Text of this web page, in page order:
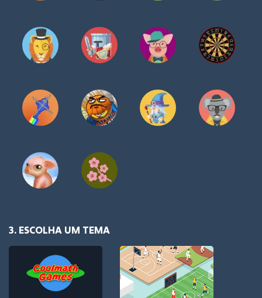
3. ESCOLHA UM TEMA